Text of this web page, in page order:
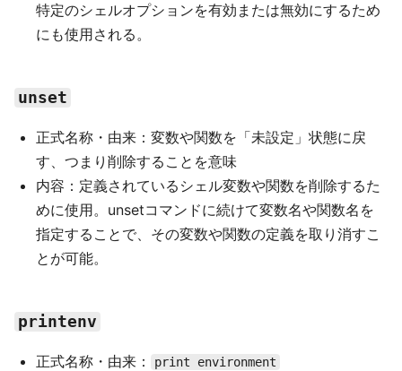
特定のシェルオプションを有効または無効にするため
にも使用される。
unset
正式名称・由来：変数や関数を「未設定」状態に戻
す、つまり削除することを意味
内容：定義されているシェル変数や関数を削除するた
めに使用。unsetコマンドに続けて変数名や関数名を
指定することで、その変数や関数の定義を取り消すこ
とが可能。
printenv
正式名称・由来： print environment